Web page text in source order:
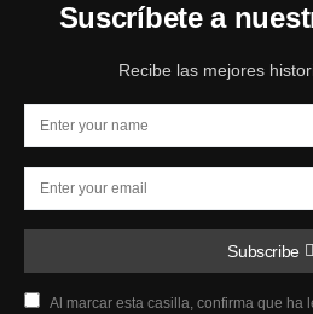
Suscríbete a
Recibe las mejores
Subscribe
Al marcar esta casilla, confirma que ha